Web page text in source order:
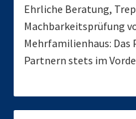
Ehrliche Beratung,
Machbarkeitsprüfung
Mehrfamilienhaus:
Partnern stets im